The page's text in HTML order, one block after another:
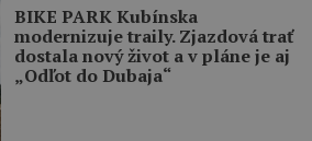
BIKE PARK Kubínska
modernizuje traily. Zjazdová trať
dostala nový život a v pláne je aj
„Odľot do Dubaja“